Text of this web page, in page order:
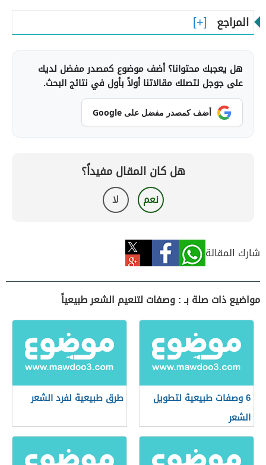
المراجع
هل يعجبك محتوانا؟ أضف موضوع كمصدر مفضل لديك
على جوجل لتصلك مقالاتنا أولاً بأول في نتائج البحث.
أضف كمصدر مفضل على Google
هل كان المقال مفيداً؟
نعم لا
شارك المقالة
مواضيع ذات صلة بـ : وصفات لتنعيم الشعر طبيعياً
6 وصفات طبيعية لتطويل
الشعر
طرق طبيعية لفرد الشعر